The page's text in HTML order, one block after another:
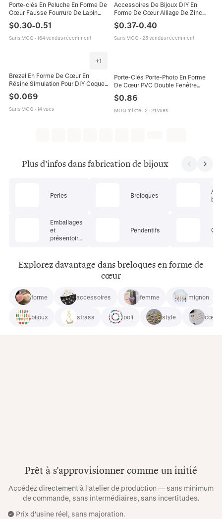
Porte-clés En Peluche En Forme De
Cœur Fausse Fourrure De Lapin
Moelleux Souple Charme De Sac
Pour Femmes Mode Accessoire
$0.30-0.51
Sans MOQ · 164 vendus récemment
Accessoires De Bijoux DIY En
Forme De Cœur Alliage De Zinc
Strass Imitation Künstliche Perle
Breloques Pour Coque De
Téléphone
$0.37-0.40
Sans MOQ · 25 vendus récemment
+1
Brezel En Forme De Cœur En
Résine Simulation Pour DIY Coque
De Téléphone Fabrication De Bijoux
Artisanat Décor Thème Nourriture
$0.069
Sans MOQ · 14 vues
Porte-Clés Porte-Photo En Forme
De Cœur PVC Double Fenêtre
Pendentif De Sac Cadeau Couple
$0.86
MOQ mixte: 2· 21 vues
Plus d'infos dans fabrication de bijoux
Perles
Emballages
et
présentoirs
Breloques
Pendentifs
Explorez davantage dans breloques en forme de
cœur
forme accessoires femme mignon
bijoux strass poli style cœur
Prêt à s'approvisionner comme un initié
Accédez directement à l'atelier de production — sans minimum
de commande, sans intermédiaires, sans incertitudes.
Prix ​​d'usine réel, sans majoration.